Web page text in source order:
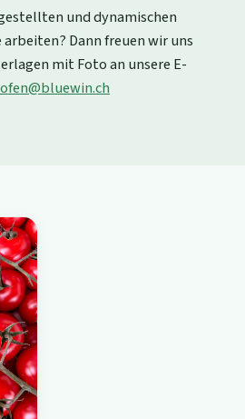
und dynamischen
Dann freuen wir uns
mit Foto an unsere E-